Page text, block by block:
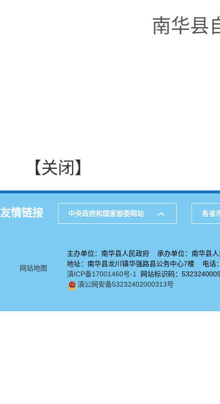
南华
【关闭】
友情链接 中央政府和国家部委网站 各省
网站地图
主办单位：南华县人民政府 承办单位：南华县人
地址：南华县龙川镇华强路县公务中心7楼 电
滇ICP备17001460号-1
网站标识码：
滇公网安备53232402000313号